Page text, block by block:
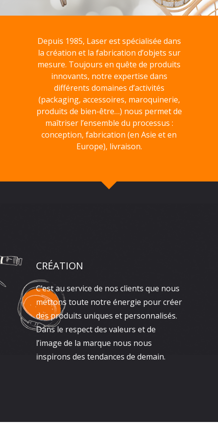
Depuis 1985, Laser est spécialisée dans
la création et la fabrication d’objets sur
mesure. Toujours en quête de produits
innovants, notre expertise dans
différents domaines d’activités
(packaging, accessoires, maroquinerie,
produits de bien-être…) nous permet de
maîtriser l’ensemble du processus :
conception, fabrication (en Asie et en
Europe), livraison.
CRÉATION
C’est au service de nos clients que nous
mettons toute notre énergie pour créer
des produits uniques et personnalisés.
Dans le respect des valeurs et de
l’image de la marque nous nous
inspirons des tendances de demain.